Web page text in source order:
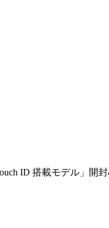
ID 搭載モデル」開